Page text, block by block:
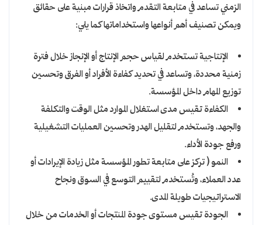
الزمني تساعد في متابعة التقدم واتخاذ قرارات مبنية على حقائق
ويمكن تصنيف أهم أنواعها واستخداماتها كما يلي:
الإنتاجية تستخدم لقياس حجم الإنتاج أو الإنجاز خلال فترة
زمنية محددة، وتساعد في تحديد كفاءة الأفراد أو الفرق وتحسين
توزيع المهام داخل المؤسسة.
الكفاءة تقيس مدى استغلال الموارد مثل الوقت والتكلفة
والجهد، وتستخدم لتقليل الهدر وتحسين العمليات التشغيلية
ورفع جودة الأداء.
النمو ( تركز على متابعة تطور المؤسسة مثل زيادة الإيرادات أو
عدد العملاء، وتُستخدم لتقييم التوسع في السوق ونجاح
الاستراتيجيات طويلة المدى.
الجودة تقيس مستوى جودة المنتجات أو الخدمات من خلال